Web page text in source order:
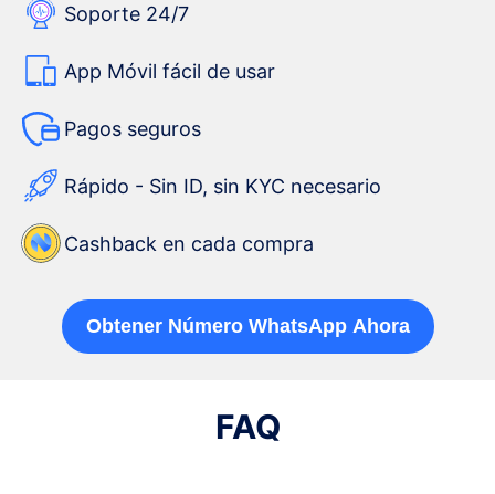
Soporte 24/7
App Móvil fácil de usar
Pagos seguros
Rápido - Sin ID, sin KYC necesario
Cashback en cada compra
Obtener Número WhatsApp Ahora
FAQ